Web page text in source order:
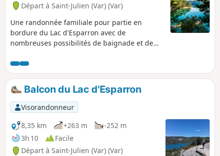
Départ à Saint-Julien (Var) (Var)
Une randonnée familiale pour partie en
bordure du Lac d'Esparron avec de
nombreuses possibilités de baignade et de
randonnée se fait en grande partie en sous-
bois avec des vues sur le Lac d'Esparron. Cette
randonnée est globalement très ombragée.
Balcon du Lac d'Esparron
Visorandonneur
8,35 km
+263 m
-252 m
3h 10
Facile
Départ à Saint-Julien (Var) (Var)